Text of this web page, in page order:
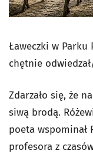
Ławeczki w Parku
chętnie
Zdarzało się, że
siwą brodą.
poeta wspominał
profesora z